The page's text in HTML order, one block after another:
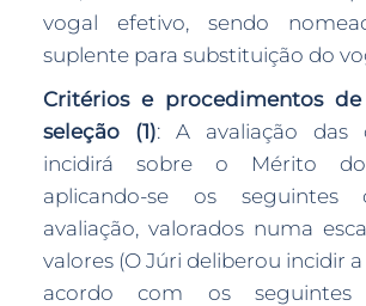
vogal efetivo, sendo
suplente para substituição do
Critérios e procedimentos
seleção (1): A avaliação das
incidirá sobre o Mérito do
aplicando-se os seguintes
avaliação, valorados numa
valores (O Júri deliberou incidir
acordo com os